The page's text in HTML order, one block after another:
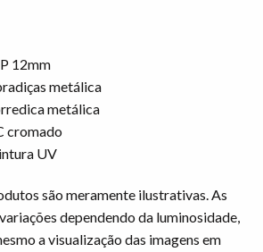
12mm
metálica
metálica
cromado
UV
são meramente ilustrativas. As
dependendo da luminosidade,
a visualização das imagens em